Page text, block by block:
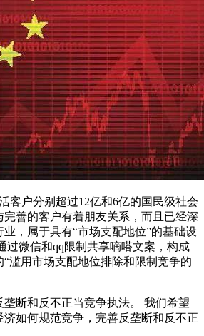
客户分别超过12亿和6亿的国民级社会
善的客户有着朋友关系，而且已经深
业，属于具有“市场支配地位”的基础设
过微信和qq限制共享嘀嗒文案，构成
滥用市场支配地位排除和限制竞争的
垄断和反不正当竞争执法。 我们希望
如何规范竞争，完善反垄断和反不正